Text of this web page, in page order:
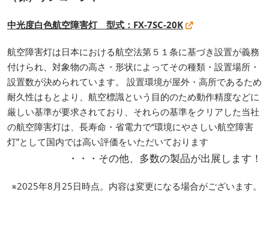
中光度白色航空障害灯 型式：FX-7SC-20K
航空障害灯は日本における航空法第５１条に基づき設置が義務
付けられ、対象物の高さ・形状によってその種類・設置場所・
設置数が決められています。 設置環境が屋外・高所であるため
耐久性はもとより、航空標識という目的のため動作精度などに
厳しい基準が要求されており、それらの基準をクリアした当社
の航空障害灯は、長寿命・省電力で“環境にやさしい航空障害
灯”として国内では高い評価をいただいております
・・・その他、多数の製品が出展します！
※2025年8月25日時点。内容は変更になる場合がございます。